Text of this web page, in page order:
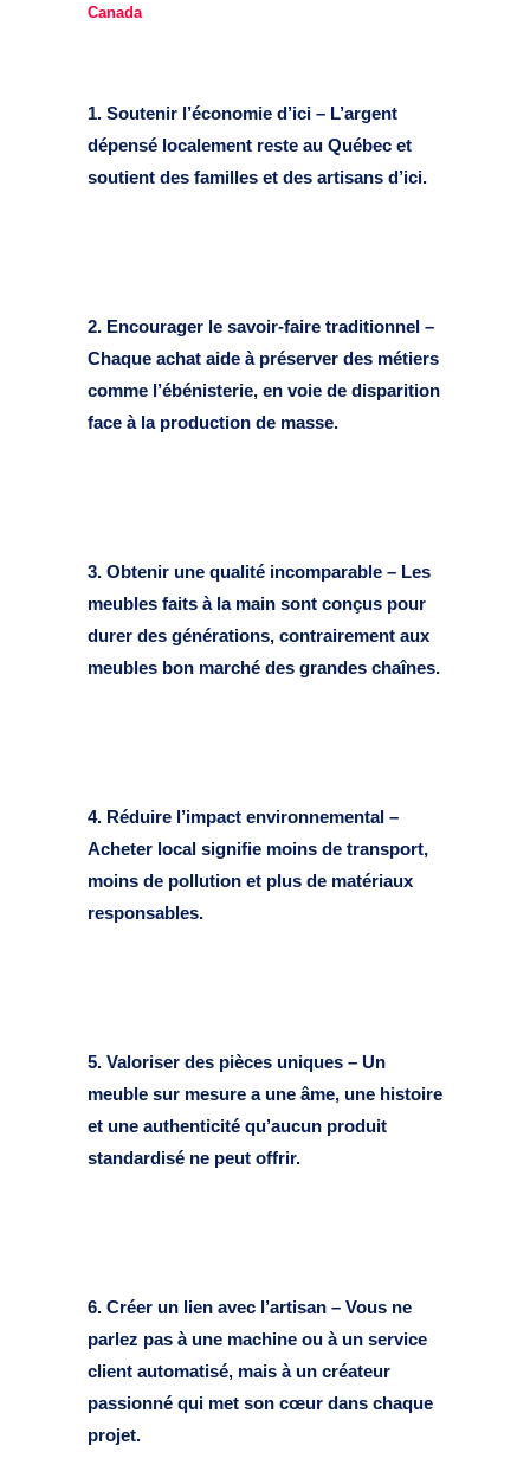
Canada
1. Soutenir l’économie d’ici – L’argent
dépensé localement reste au Québec et
soutient des familles et des artisans d’ici.
2. Encourager le savoir-faire traditionnel –
Chaque achat aide à préserver des métiers
comme l’ébénisterie, en voie de disparition
face à la production de masse.
3. Obtenir une qualité incomparable – Les
meubles faits à la main sont conçus pour
durer des générations, contrairement aux
meubles bon marché des grandes chaînes.
4. Réduire l’impact environnemental –
Acheter local signifie moins de transport,
moins de pollution et plus de matériaux
responsables.
5. Valoriser des pièces uniques – Un
meuble sur mesure a une âme, une histoire
et une authenticité qu’aucun produit
standardisé ne peut offrir.
6. Créer un lien avec l’artisan – Vous ne
parlez pas à une machine ou à un service
client automatisé, mais à un créateur
passionné qui met son cœur dans chaque
projet.